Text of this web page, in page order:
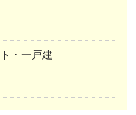
・一戸建